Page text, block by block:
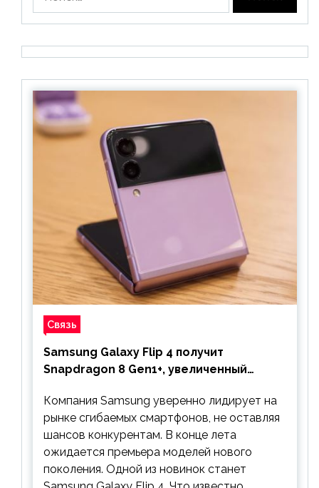
Связь
Samsung Galaxy Flip 4 получит
Snapdragon 8 Gen1+, увеличенный
предшественника
Компания Samsung уверенно лидирует на
рынке сгибаемых смартфонов, не оставляя
шансов конкурентам. В конце лета
ожидается премьера моделей нового
поколения. Одной из новинок станет